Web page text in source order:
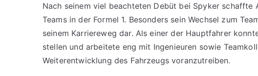
Nach seinem viel beachteten Debüt bei Spyker schaffte
Teams in der Formel 1. Besonders sein Wechsel zum
seinem Karriereweg dar. Als einer der Hauptfahrer
stellen und arbeitete eng mit Ingenieuren sowie
Weiterentwicklung des Fahrzeugs voranzutreiben.